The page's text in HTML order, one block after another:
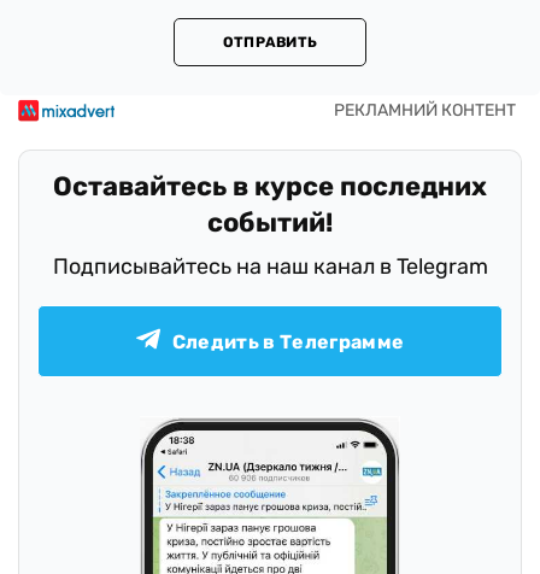
ОТПРАВИТЬ
Оставайтесь в курсе последних
событий!
Подписывайтесь на наш канал в Telegram
Следить в Телеграмме